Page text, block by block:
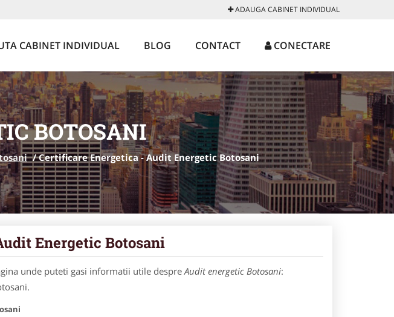
ADAUGA CABINET INDIVIDUAL
CABINET INDIVIDUAL BLOG CONTACT CONECTARE
BOTOSANI
/Certificare Energetica - Audit Energetic Botosani
Energetic Botosani
unde puteti gasi informatii utile despreAudit energetic Botosani: